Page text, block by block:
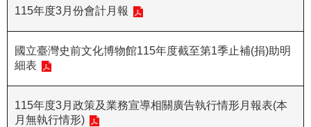
站
導
覽
S
115年度3月份會計月報
國立臺灣史前文化博物館115年度截至第1季止補(捐)助明
細表
115年度3月政策及業務宣導相關廣告執行情形月報表(本
月無執行情形)